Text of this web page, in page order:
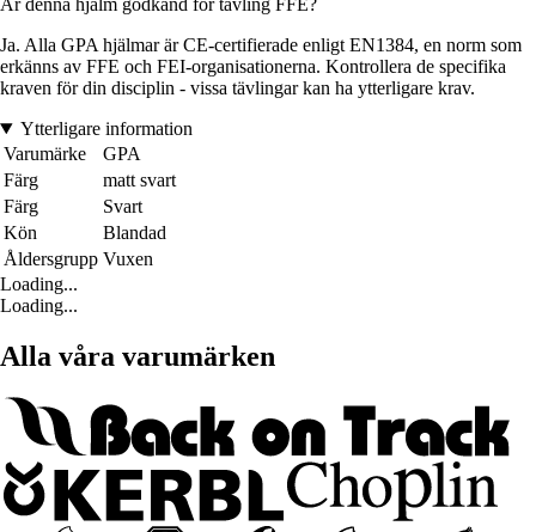
Är denna hjälm godkänd för tävling FFE?
Ja. Alla GPA hjälmar är CE-certifierade enligt EN1384, en norm som
erkänns av FFE och FEI-organisationerna. Kontrollera de specifika
kraven för din disciplin - vissa tävlingar kan ha ytterligare krav.
Ytterligare information
Varumärke
GPA
Färg
matt svart
Färg
Svart
Kön
Blandad
Åldersgrupp Vuxen
Loading...
Loading...
Alla våra varumärken